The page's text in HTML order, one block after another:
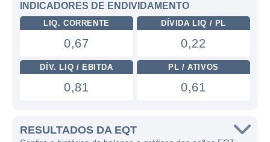
INDICADORES DE ENDIVIDAMENTO
LIQ. CORRENTE
0,67
DÍVIDA LIQ / PL
0,22
DÍV. LIQ / EBITDA
0,81
PL / ATIVOS
0,61
RESULTADOS DA EQT